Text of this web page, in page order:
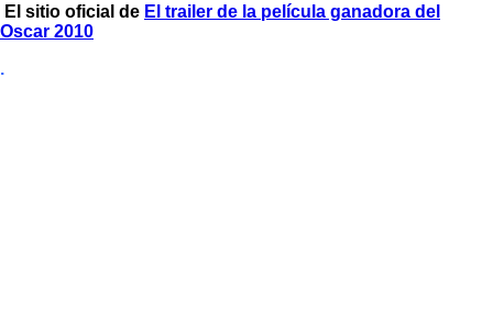
El sitio oficial de El trailer de la película ganadora del
Oscar 2010
.